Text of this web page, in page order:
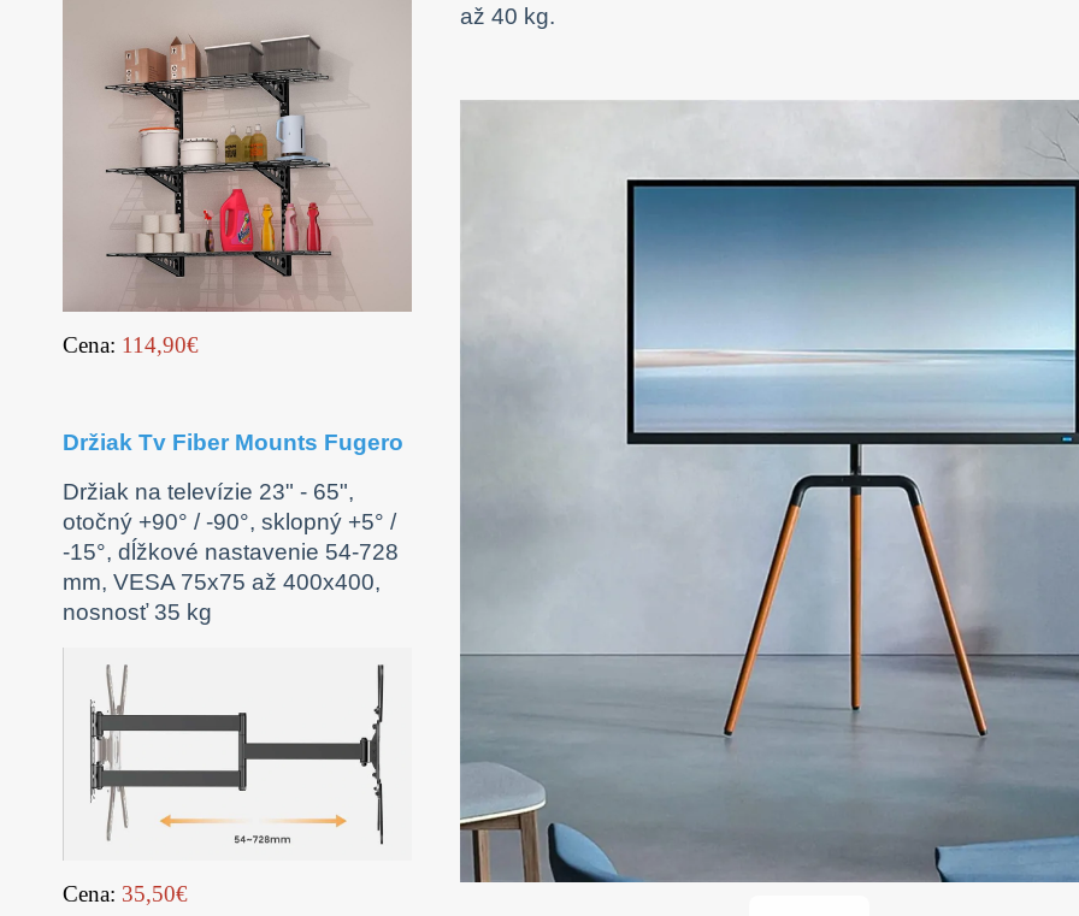
Cena: 114,90€
Držiak Tv Fiber Mounts Fugero
Držiak na televízie 23" - 65",
otočný +90° / -90°, sklopný +5° /
-15°, dĺžkové nastavenie 54-728
mm, VESA 75x75 až 400x400,
nosnosť 35 kg
Cena: 35,50€
až 40 kg.